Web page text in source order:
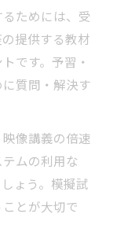
ためには、受
提供する教材
です。予習・
質問・解決す
像講義の倍速
ムの利用な
ょう。模擬試
とが大切で